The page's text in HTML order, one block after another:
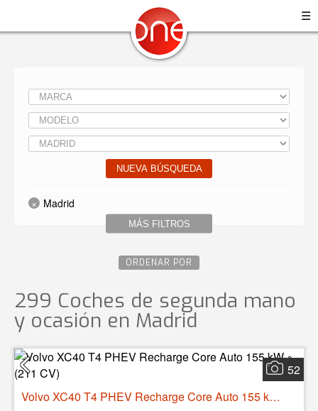
☰
NUEVA BÚSQUEDA
MÁS FILTROS
Madrid
ORDENAR POR
299 Coches de segunda mano
y ocasión en Madrid
52
Volvo XC40 T4 PHEV Recharge Core Auto 155 kW (211 CV)